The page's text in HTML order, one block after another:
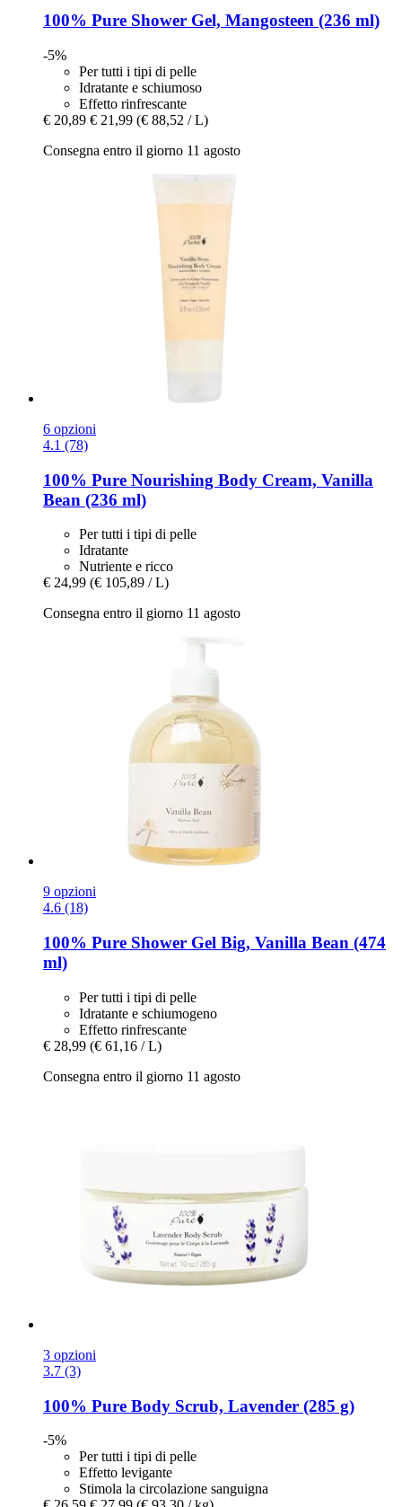
100% Pure Shower Gel, Mangosteen (236 ml)
-5%
Per tutti i tipi di pelle
Idratante e schiumoso
Effetto rinfrescante
€ 20,89 € 21,99 (€ 88,52 / L)
Consegna entro il giorno 11 agosto
6 opzioni
4.1 (78)
100% Pure Nourishing Body Cream, Vanilla
Bean (236 ml)
Per tutti i tipi di pelle
Idratante
Nutriente e ricco
€ 24,99 (€ 105,89 / L)
Consegna entro il giorno 11 agosto
9 opzioni
4.6 (18)
100% Pure Shower Gel Big, Vanilla Bean (474
ml)
Per tutti i tipi di pelle
Idratante e schiumogeno
Effetto rinfrescante
€ 28,99 (€ 61,16 / L)
Consegna entro il giorno 11 agosto
3 opzioni
3.7 (3)
100% Pure Body Scrub, Lavender (285 g)
-5%
Per tutti i tipi di pelle
Effetto levigante
Stimola la circolazione sanguigna